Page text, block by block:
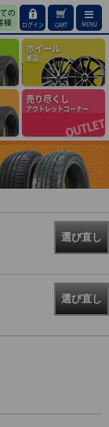
ログイン CART MENU
ホイール
単品
売り尽くし
アウトレットコーナー
選び直し
選び直し